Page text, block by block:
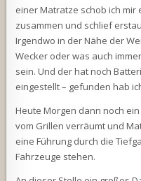
einer Matratze schob ich
zusammen und schlief
Irgendwo in der Nähe der
Wecker oder was auch
sein. Und der hat noch
eingestellt – gefunden hab
Heute Morgen dann noch
vom Grillen verräumt und
eine Führung durch die
Fahrzeuge stehen.